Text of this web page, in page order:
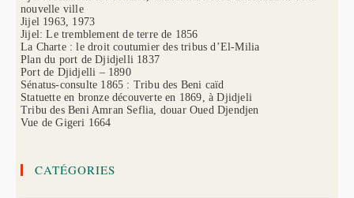
nouvelle ville
Jijel 1963, 1973
Jijel: Le tremblement de terre de 1856
La Charte : le droit coutumier des tribus d’El-Milia
Plan du port de Djidjelli 1837
Port de Djidjelli – 1890
Sénatus-consulte 1865 : Tribu des Beni caïd
Statuette en bronze découverte en 1869, à Djidjeli
Tribu des Beni Amran Seflia, douar Oued Djendjen
Vue de Gigeri 1664
CATÉGORIES